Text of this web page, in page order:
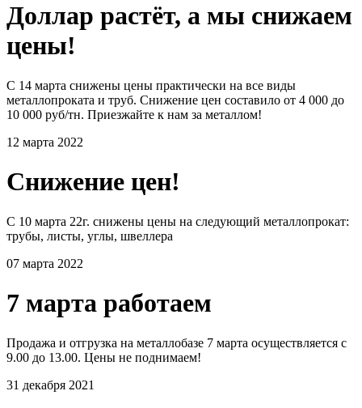
Доллар растёт, а мы снижаем
цены!
С 14 марта снижены цены практически на все виды
металлопроката и труб. Снижение цен составило от 4 000 до
10 000 руб/тн. Приезжайте к нам за металлом!
12 марта 2022
Снижение цен!
С 10 марта 22г. снижены цены на следующий металлопрокат:
трубы, листы, углы, швеллера
07 марта 2022
7 марта работаем
Продажа и отгрузка на металлобазе 7 марта осуществляется с
9.00 до 13.00. Цены не поднимаем!
31 декабря 2021